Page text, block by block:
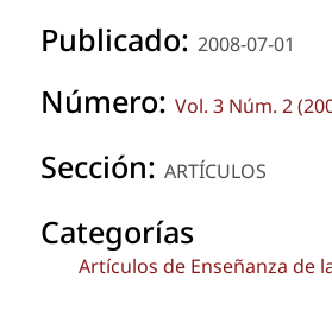
Publicado: 2008-07-01
Número: Vol. 3 Núm. 2
Sección: ARTÍCULOS
Categorías
Artículos de Enseñanza de